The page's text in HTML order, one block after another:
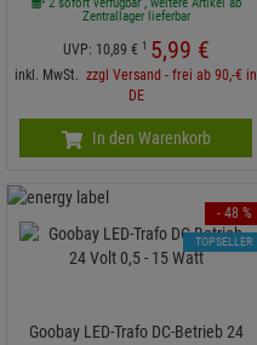
2 sofort verfügbar , weitere Artikel ab
Zentrallager lieferbar
UVP: 10,89 € 1 5,99 €
inkl. MwSt. zzgl Versand - frei ab 90,-€ in
DE
In den Warenkorb
Goobay LED-Trafo DC-Betrieb 24
- 48 %
TOPSELLER